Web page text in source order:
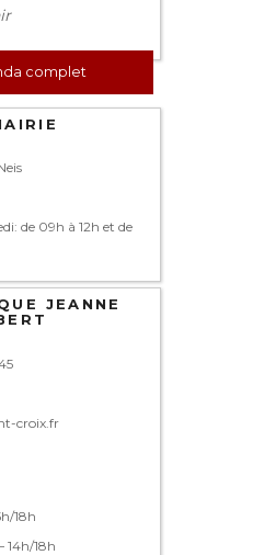
complet
de 09h à 12h et de
JEANNE
croix.fr
18h
14h/18h